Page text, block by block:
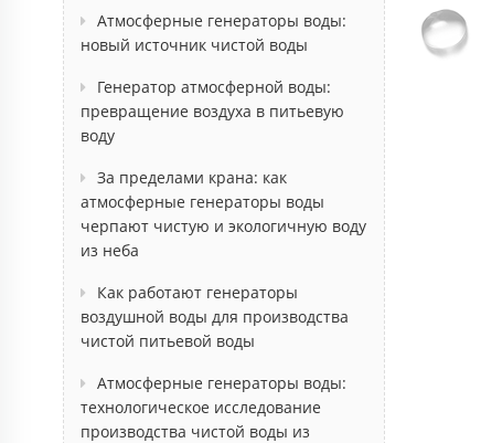
Атмосферные генераторы воды:
новый источник чистой воды
Генератор атмосферной воды:
превращение воздуха в питьевую
воду
За пределами крана: как
атмосферные генераторы воды
черпают чистую и экологичную воду
из неба
Как работают генераторы
воздушной воды для производства
чистой питьевой воды
Атмосферные генераторы воды:
технологическое исследование
производства чистой воды из